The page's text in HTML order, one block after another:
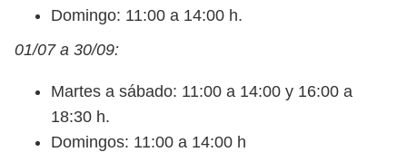
Domingo: 11:00 a 14:00 h.
01/07 a 30/09:
Martes a sábado: 11:00 a 14:00 y 16:00 a
18:30 h.
Domingos: 11:00 a 14:00 h